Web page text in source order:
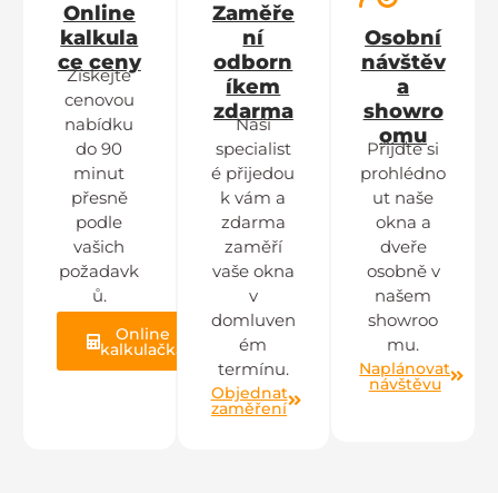
Online
kalkula
ce ceny
Získejte
cenovou
nabídku
do 90
minut
přesně
podle
vašich
požadavk
ů.
Online
kalkulačka
Zaměře
ní
odborn
íkem
zdarma
Naši
specialist
é přijedou
k vám a
zdarma
zaměří
vaše okna
v
domluven
ém
termínu.
Objednat
zaměření
Osobní
návštěv
a
showro
omu
Přijďte si
prohlédno
ut naše
okna a
dveře
osobně v
našem
showroo
mu.
Naplánovat
návštěvu